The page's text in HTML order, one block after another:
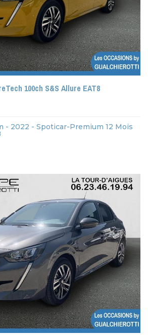
100ch S&S Allure EAT8
- 2022 - Spoticar-Premium 12 Mois